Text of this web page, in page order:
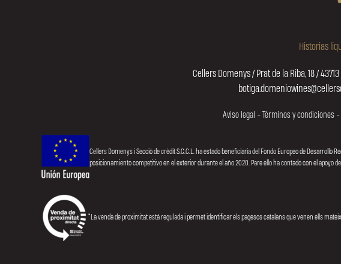
Historias
Cellers Domenys / Prat de la Riba, 18 /
Aviso legal -Términos y condiciones -
Cellers Domenys i Secció de crèdit S.C.C.L. ha estado beneficiaria del Fondo Europeo de
posicionamiento competitivo en el exterior durante el año 2020. Pare ello ha contado con el apoyo
“La venda de proximitat està regulada i permet identificar els pagesos catalans que venen ells